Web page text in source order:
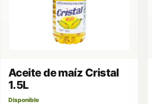
Aceite de maíz Cristal
1.5L
Disponible